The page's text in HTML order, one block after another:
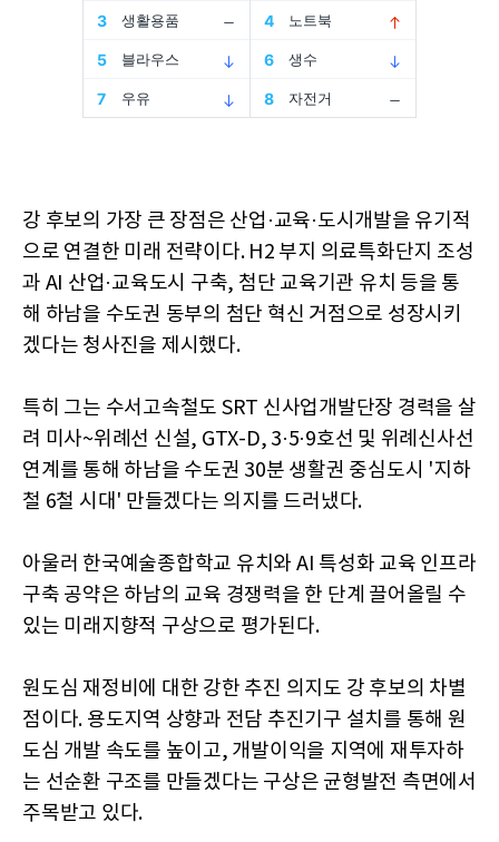
강 후보의 가장 큰 장점은 산업·교육·도시개발을 유기적
으로 연결한 미래 전략이다. H2 부지 의료특화단지 조성
과 AI 산업·교육도시 구축, 첨단 교육기관 유치 등을 통
해 하남을 수도권 동부의 첨단 혁신 거점으로 성장시키
겠다는 청사진을 제시했다.
특히 그는 수서고속철도 SRT 신사업개발단장 경력을 살
려 미사~위례선 신설, GTX-D, 3·5·9호선 및 위례신사선
연계를 통해 하남을 수도권 30분 생활권 중심도시 '지하
철 6철 시대' 만들겠다는 의지를 드러냈다.
아울러 한국예술종합학교 유치와 AI 특성화 교육 인프라
구축 공약은 하남의 교육 경쟁력을 한 단계 끌어올릴 수
있는 미래지향적 구상으로 평가된다.
원도심 재정비에 대한 강한 추진 의지도 강 후보의 차별
점이다. 용도지역 상향과 전담 추진기구 설치를 통해 원
도심 개발 속도를 높이고, 개발이익을 지역에 재투자하
는 선순환 구조를 만들겠다는 구상은 균형발전 측면에서
주목받고 있다.